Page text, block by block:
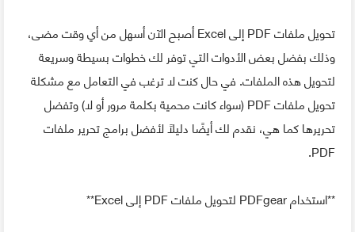
تحويل ملفات PDF إلى Excel أصبح الآن أسهل من أي وقت مضى،
وذلك بفضل بعض الأدوات التي توفر لك خطوات بسيطة وسريعة
لتحويل هذه الملفات. في حال كنت لا ترغب في التعامل مع مشكلة
تحويل ملفات PDF (سواء كانت محمية بكلمة مرور أو لا) وتفضل
تحريرها كما هي، نقدم لك أيضًا دليلًا لأفضل برامج تحرير ملفات
PDF.
**استخدام PDFgear لتحويل ملفات PDF إلى Excel**